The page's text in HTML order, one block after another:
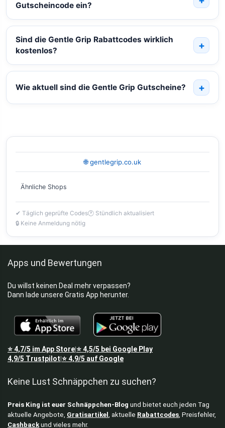
Gutscheincode ein?
Sind die Gentle Grip Rabattcodes wirklich
kostenlos?
Wie aktuell sind die Gentle Grip Gutscheine?
🌐 gentlegrip.co.uk
Ähnliche Shops
✔ Täglich geprüfte Codes🕐 Stündlich aktualisiert
🔒 Keine Anmeldung nötig
Apps und Bewertungen
Du willst keinen Deal mehr verpassen?
Dann lade unsere Gratis App herunter.
⭐4,7/5 im App Store⭐4,5/5 bei Google Play
4,9/5 Trustpilot ⭐4,9/5 auf Google
Keine Lust Schnäppchen zu suchen?
Preis King ist euer Schnäppchen-Blog und bietet euch jeden Tag
aktuelle Angebote, Gratisartikel , aktuelle Rabattcodes, Preisfehler,
Cashbackund vieles mehr.